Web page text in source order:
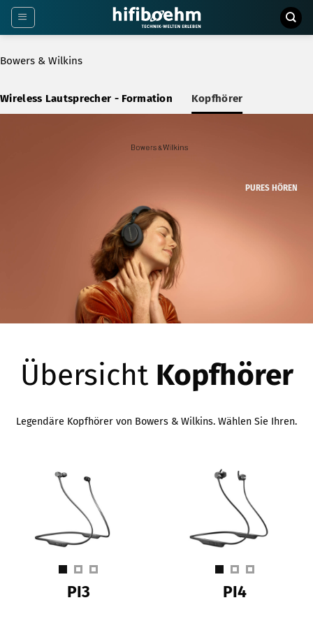
Zum
Inhalt
Bowers & Wilkins
Wireless Lautsprecher - Formation Kopfhörer
PURES HÖREN
Übersicht Kopfhörer
Legendäre Kopfhörer von Bowers & Wilkins. Wählen Sie Ihren.
PI3 PI4